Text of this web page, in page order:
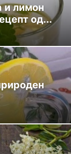
и лимон
од...